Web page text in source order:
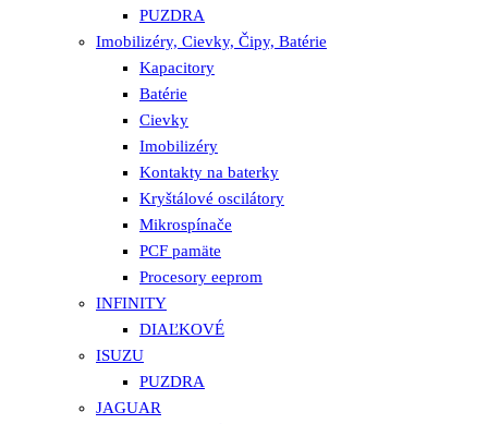
PUZDRA
Imobilizéry, Cievky, Čipy, Batérie
Kapacitory
Batérie
Cievky
Imobilizéry
Kontakty na baterky
Kryštálové oscilátory
Mikrospínače
PCF pamäte
Procesory eeprom
INFINITY
DIAĽKOVÉ
ISUZU
PUZDRA
JAGUAR